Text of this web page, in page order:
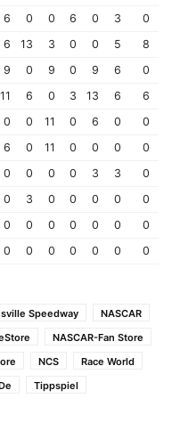
6 0 0 6 0 3 0
6 13 3 0 0 5 8
9 0 9 0 9 6 0
11 6 0 3 13 6 6
0 0 11 0 6 0 0
6 0 11 0 0 0 0
0 0 0 0 3 3 0
0 3 0 0 0 0 0
0 0 0 0 0 0 0
0 0 0 0 0 0 0
Speedway
NASCAR
NASCAR-Fan Store
NCS
Race World
Tippspiel